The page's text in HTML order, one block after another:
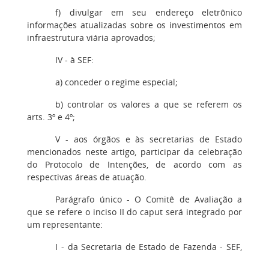
f) divulgar em seu endereço eletrônico
informações atualizadas sobre os investimentos em
infraestrutura viária aprovados;
IV - à SEF:
a) conceder o regime especial;
b) controlar os valores a que se referem os
arts. 3º e 4º;
V - aos órgãos e às secretarias de Estado
mencionados neste artigo, participar da celebração
do Protocolo de Intenções, de acordo com as
respectivas áreas de atuação.
Parágrafo único - O Comitê de Avaliação a
que se refere o inciso II do caput será integrado por
um representante:
I - da Secretaria de Estado de Fazenda - SEF,